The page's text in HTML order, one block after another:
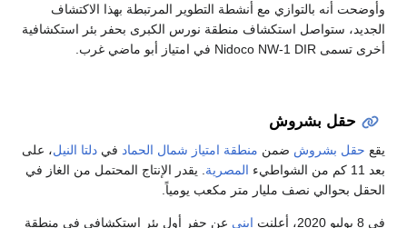
وأوضحت أنه بالتوازي مع أنشطة التطوير المرتبطة بهذا الاكتشاف
الجديد، ستواصل استكشاف منطقة نورس الكبرى بحفر بئر استكشافية
أخرى تسمى Nidoco NW-1 DIR في امتياز أبو ماضي غرب.
حقل بشروش
يقع حقل بشروش ضمن منطقة امتياز شمال الحماد في دلتا النيل، على
بعد 11 كم من الشواطيء
المصرية . يقدر الإنتاج المحتمل من الغاز في
الحقل بحوالي نصف مليار متر مكعب يومياً.
في 8 يوليو 2020، أعلنت إيني عن حفر أول بئر استكشافي في منطقة